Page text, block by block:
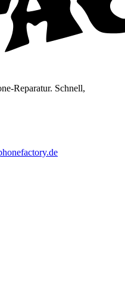
Reparatur. Schnell,